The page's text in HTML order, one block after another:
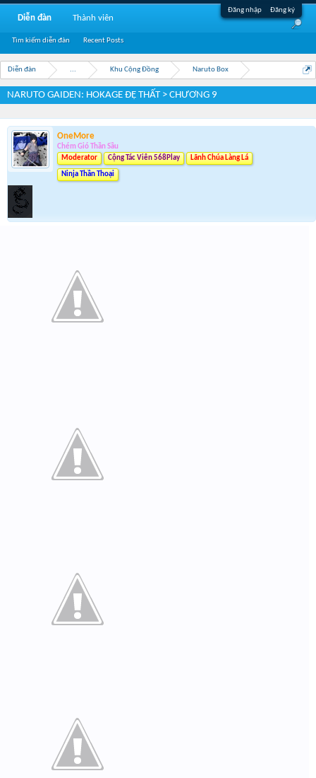
Đăng nhập Đăng ký
Diễn đàn ... Khu Cộng Đồng Naruto Box
NARUTO GAIDEN: HOKAGE ĐỆ THẤT > CHƯƠNG 9
OneMore
Chém Gió Thần Sầu
Moderator
Cộng Tác Viên 568Play Lãnh Chúa Làng Lá
Ninja Thần Thoại
Diễn đàn
Tìm kiếm diễn đàn Recent Posts
Thành viên